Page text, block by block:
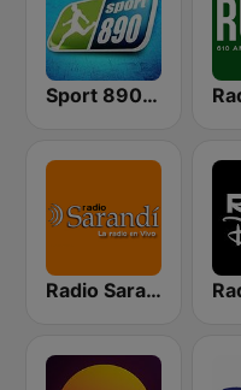
Sport 890 AM
Radio Sarandí 690